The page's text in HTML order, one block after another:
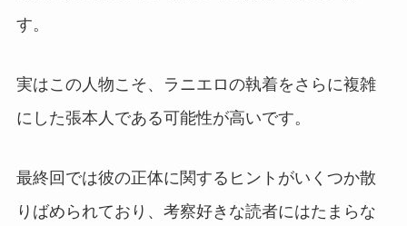
す。
実はこの人物こそ、ラニエロの執着をさらに複雑
にした張本人である可能性が高いです。
最終回では彼の正体に関するヒントがいくつか散
りばめられており、考察好きな読者にはたまらな